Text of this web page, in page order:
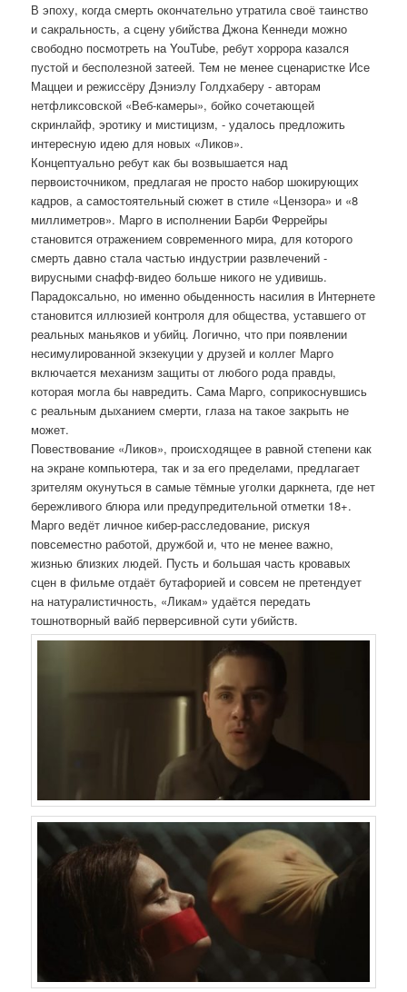
В эпоху, когда смерть окончательно утратила своё таинство
и сакральность, а сцену убийства Джона Кеннеди можно
свободно посмотреть на YouTube, ребут хоррора казался
пустой и бесполезной затеей. Тем не менее сценаристке Исе
Маццеи и режиссёру Дэниэлу Голдхаберу - авторам
нетфликсовской «Веб-камеры», бойко сочетающей
скринлайф, эротику и мистицизм, - удалось предложить
интересную идею для новых «Ликов».
Концептуально ребут как бы возвышается над
первоисточником, предлагая не просто набор шокирующих
кадров, а самостоятельный сюжет в стиле «Цензора» и «8
миллиметров». Марго в исполнении Барби Феррейры
становится отражением современного мира, для которого
смерть давно стала частью индустрии развлечений -
вирусными снафф-видео больше никого не удивишь.
Парадоксально, но именно обыденность насилия в Интернете
становится иллюзией контроля для общества, уставшего от
реальных маньяков и убийц. Логично, что при появлении
несимулированной экзекуции у друзей и коллег Марго
включается механизм защиты от любого рода правды,
которая могла бы навредить. Сама Марго, соприкоснувшись
с реальным дыханием смерти, глаза на такое закрыть не
может.
Повествование «Ликов», происходящее в равной степени как
на экране компьютера, так и за его пределами, предлагает
зрителям окунуться в самые тёмные уголки даркнета, где нет
бережливого блюра или предупредительной отметки 18+.
Марго ведёт личное кибер-расследование, рискуя
повсеместно работой, дружбой и, что не менее важно,
жизнью близких людей. Пусть и большая часть кровавых
сцен в фильме отдаёт бутафорией и совсем не претендует
на натуралистичность, «Ликам» удаётся передать
тошнотворный вайб перверсивной сути убийств.